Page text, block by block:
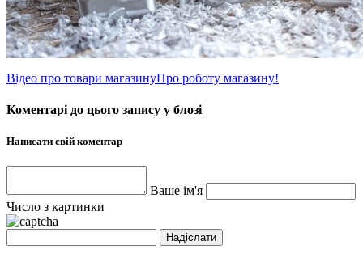
Відео про товари магазинуПро роботу магазину!
Коментарі до цього запису у блозі
Написати свій коментар
Ваше ім'я
Число з картинки